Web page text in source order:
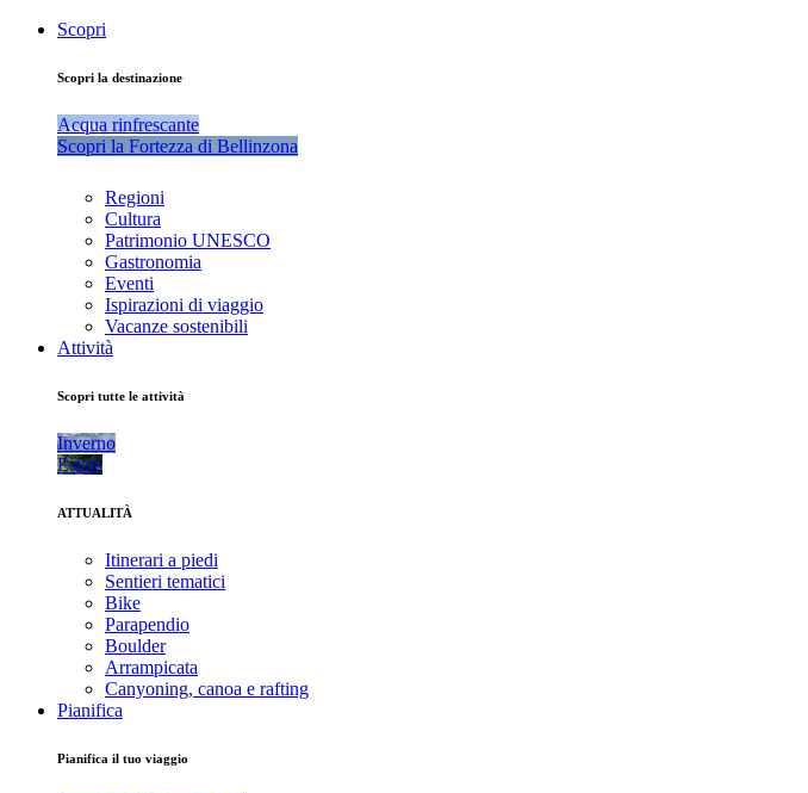
Scopri
Scopri la destinazione
Acqua rinfrescante
Scopri la Fortezza di Bellinzona
Regioni
Cultura
Patrimonio UNESCO
Gastronomia
Eventi
Ispirazioni di viaggio
Vacanze sostenibili
Attività
Scopri tutte le attività
Inverno
Estate
ATTUALITÀ
Itinerari a piedi
Sentieri tematici
Bike
Parapendio
Boulder
Arrampicata
Canyoning, canoa e rafting
Pianifica
Pianifica il tuo viaggio